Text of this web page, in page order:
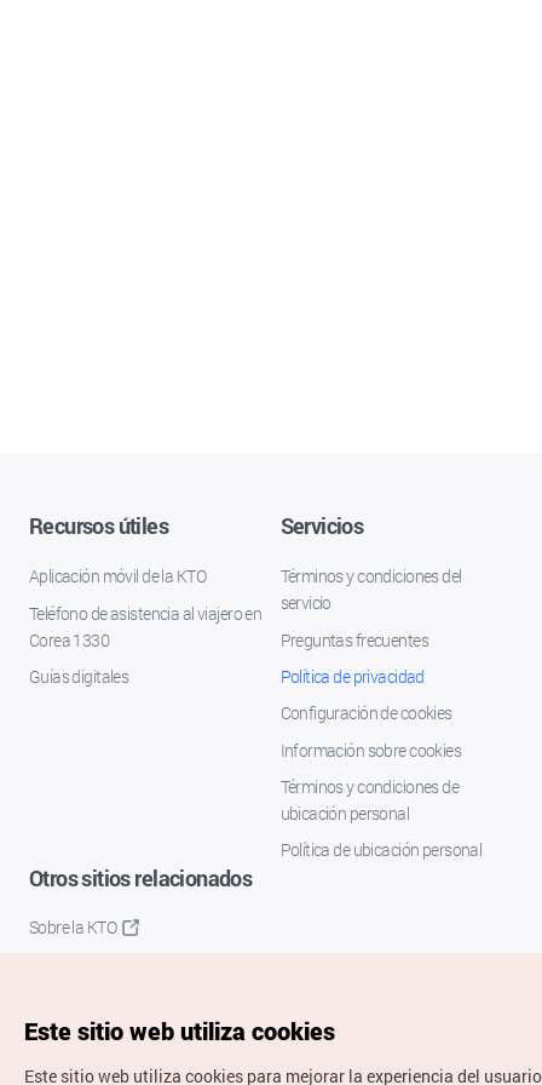
Recursos útiles
Aplicación móvil de la KTO
Teléfono de asistencia al viajero en
Corea 1330
Guías digitales
Servicios
Términos y condiciones del
servicio
Preguntas frecuentes
Política de privacidad
Configuración de cookies
Información sobre cookies
Términos y condiciones de
ubicación personal
Política de ubicación personal
Otros sitios relacionados
Sobre la KTO
Este sitio web utiliza cookies
Este sitio web utiliza cookies para mejorar la experiencia del